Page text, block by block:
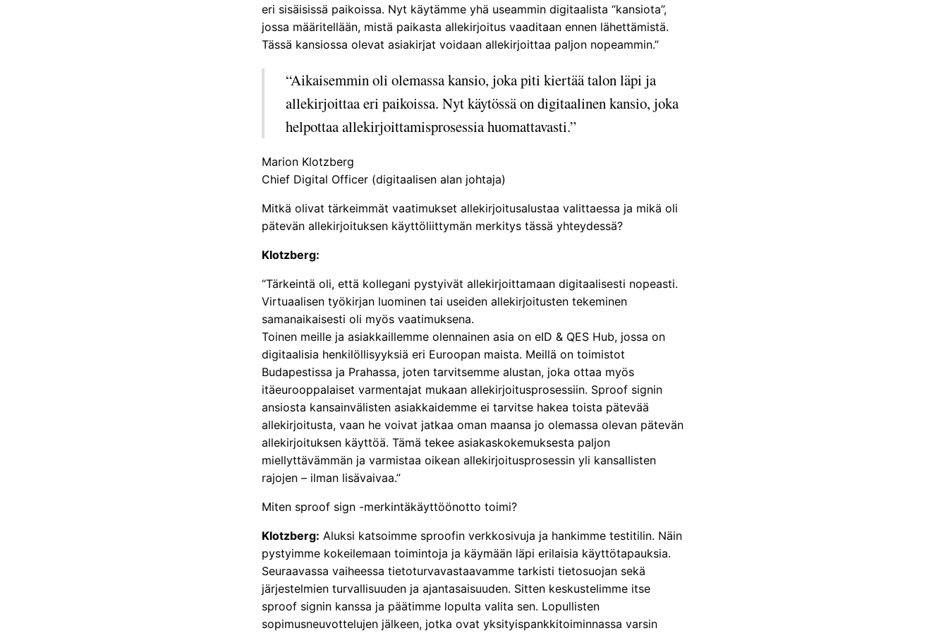
eri sisäisissä paikoissa. Nyt käytämme yhä useammin digitaalista “kansiota”,
jossa määritellään, mistä paikasta allekirjoitus vaaditaan ennen lähettämistä.
Tässä kansiossa olevat asiakirjat voidaan allekirjoittaa paljon nopeammin.”
“Aikaisemmin oli olemassa kansio, joka piti kiertää talon läpi ja
allekirjoittaa eri paikoissa. Nyt käytössä on digitaalinen kansio, joka
helpottaa allekirjoittamisprosessia huomattavasti.”
Marion Klotzberg
Chief Digital Officer (digitaalisen alan johtaja)
Mitkä olivat tärkeimmät vaatimukset allekirjoitusalustaa valittaessa ja mikä oli
pätevän allekirjoituksen käyttöliittymän merkitys tässä yhteydessä?
Klotzberg:
“Tärkeintä oli, että kollegani pystyivät allekirjoittamaan digitaalisesti nopeasti.
Virtuaalisen työkirjan luominen tai useiden allekirjoitusten tekeminen
samanaikaisesti oli myös vaatimuksena.
Toinen meille ja asiakkaillemme olennainen asia on eID & QES Hub, jossa on
digitaalisia henkilöllisyyksiä eri Euroopan maista. Meillä on toimistot
Budapestissa ja Prahassa, joten tarvitsemme alustan, joka ottaa myös
itäeurooppalaiset varmentajat mukaan allekirjoitusprosessiin. Sproof signin
ansiosta kansainvälisten asiakkaidemme ei tarvitse hakea toista pätevää
allekirjoitusta, vaan he voivat jatkaa oman maansa jo olemassa olevan pätevän
allekirjoituksen käyttöä. Tämä tekee asiakaskokemuksesta paljon
miellyttävämmän ja varmistaa oikean allekirjoitusprosessin yli kansallisten
rajojen – ilman lisävaivaa.”
Miten sproof sign -merkintäkäyttöönotto toimi?
Klotzberg: Aluksi katsoimme sproofin verkkosivuja ja hankimme testitilin. Näin
pystyimme kokeilemaan toimintoja ja käymään läpi erilaisia käyttötapauksia.
Seuraavassa vaiheessa tietoturvavastaavamme tarkisti tietosuojan sekä
järjestelmien turvallisuuden ja ajantasaisuuden. Sitten keskustelimme itse
sproof signin kanssa ja päätimme lopulta valita sen. Lopullisten
sopimusneuvottelujen jälkeen, jotka ovat yksityispankkitoiminnassa varsin